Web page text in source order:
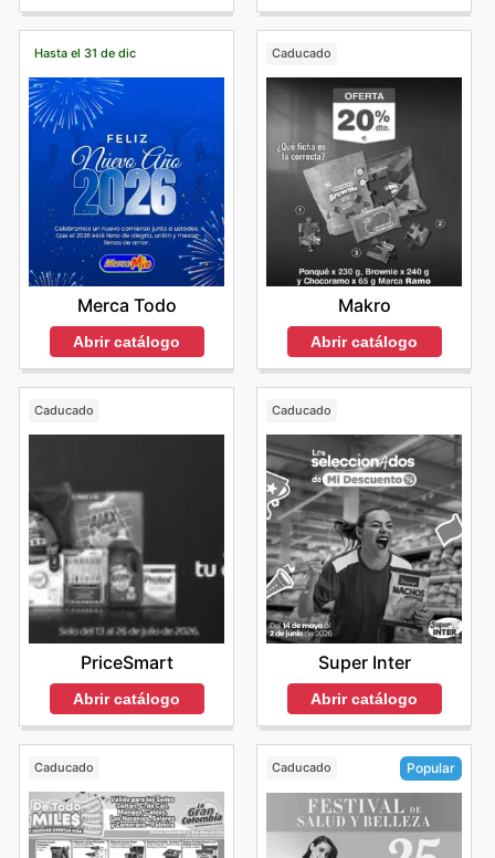
Hasta el 31 de dic
Merca Todo
Abrir catálogo
Caducado
Makro
Abrir catálogo
Caducado
PriceSmart
Abrir catálogo
Caducado
Super Inter
Abrir catálogo
Caducado Caducado Popular